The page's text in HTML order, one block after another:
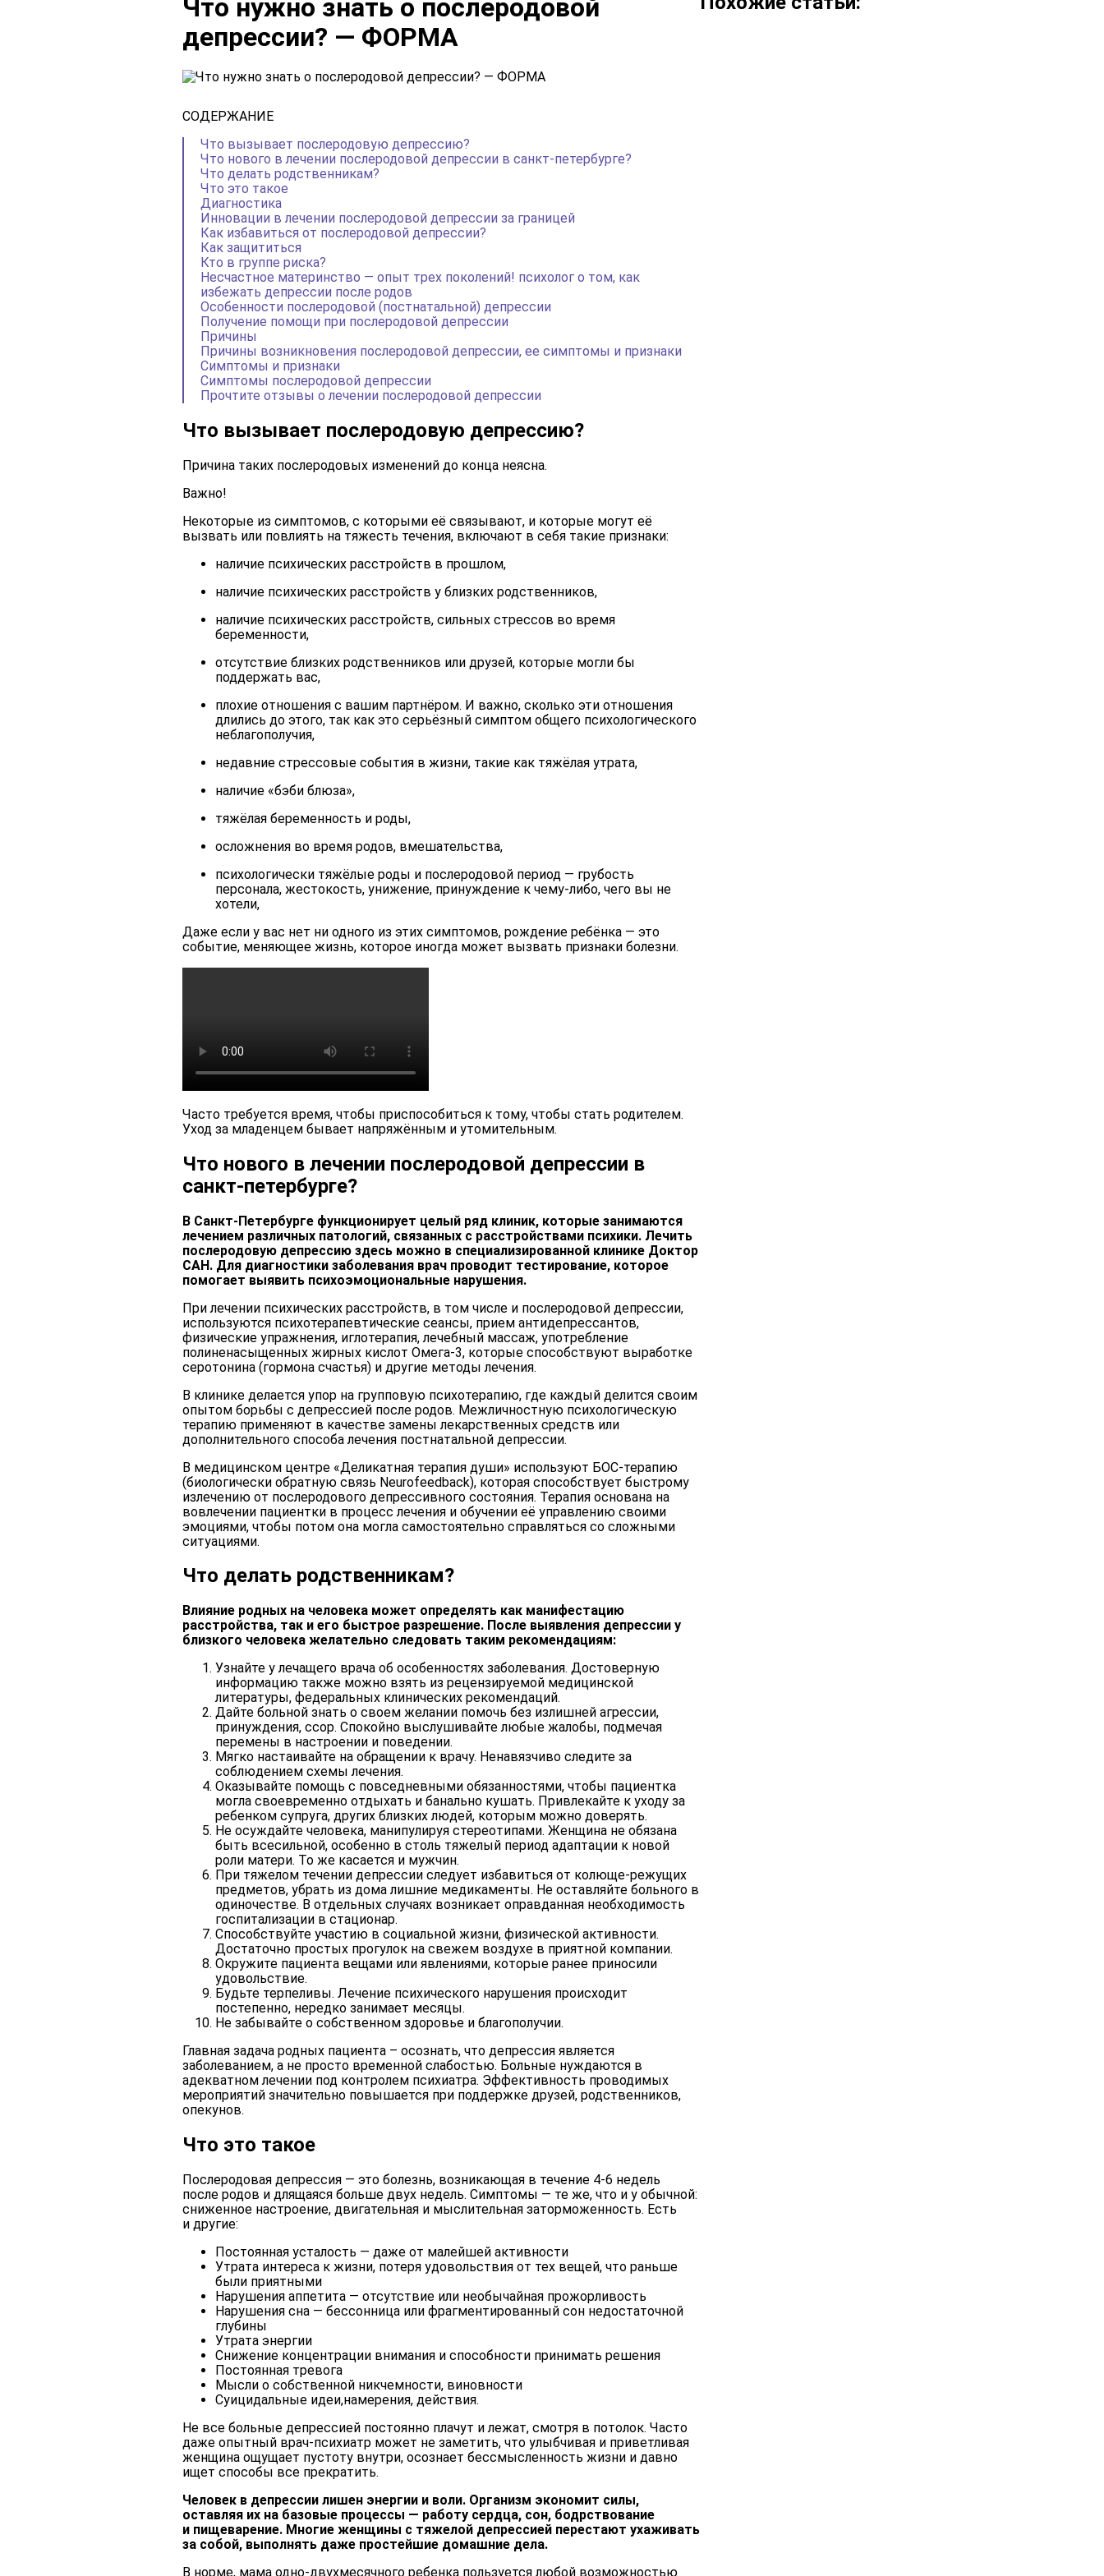
Что нужно знать о послеродовой
депрессии? — ФОРМА
СОДЕРЖАНИЕ
Что вызывает послеродовую депрессию?
Что нового в лечении послеродовой депрессии в санкт-петербурге?
Что делать родственникам?
Что это такое
Диагностика
Инновации в лечении послеродовой депрессии за границей
Как избавиться от послеродовой депрессии?
Как защититься
Кто в группе риска?
Несчастное материнство — опыт трех поколений! психолог о том, как
избежать депрессии после родов
Особенности послеродовой (постнатальной) депрессии
Получение помощи при послеродовой депрессии
Причины
Причины возникновения послеродовой депрессии, ее симптомы и признаки
Симптомы и признаки
Симптомы послеродовой депрессии
Прочтите отзывы о лечении послеродовой депрессии
Что вызывает послеродовую депрессию?
Причина таких послеродовых изменений до конца неясна.
Важно!
Некоторые из симптомов, с которыми её связывают, и которые могут её
вызвать или повлиять на тяжесть течения, включают в себя такие признаки:
наличие психических расстройств в прошлом,
наличие психических расстройств у близких родственников,
наличие психических расстройств, сильных стрессов во время
беременности,
отсутствие близких родственников или друзей, которые могли бы
поддержать вас,
плохие отношения с вашим партнёром. И важно, сколько эти отношения
длились до этого, так как это серьёзный симптом общего психологического
неблагополучия,
недавние стрессовые события в жизни, такие как тяжёлая утрата,
наличие «бэби блюза»,
тяжёлая беременность и роды,
осложнения во время родов, вмешательства,
психологически тяжёлые роды и послеродовой период — грубость
персонала, жестокость, унижение, принуждение к чему-либо, чего вы не
хотели,
Даже если у вас нет ни одного из этих симптомов, рождение ребёнка — это
событие, меняющее жизнь, которое иногда может вызвать признаки болезни.
Часто требуется время, чтобы приспособиться к тому, чтобы стать родителем.
Уход за младенцем бывает напряжённым и утомительным.
Что нового в лечении послеродовой депрессии в
санкт-петербурге?
В Санкт-Петербурге функционирует целый ряд клиник, которые занимаются
лечением различных патологий, связанных с расстройствами психики. Лечить
послеродовую депрессию здесь можно в специализированной клинике Доктор
САН. Для диагностики заболевания врач проводит тестирование, которое
помогает выявить психоэмоциональные нарушения.
При лечении психических расстройств, в том числе и послеродовой депрессии,
используются психотерапевтические сеансы, прием антидепрессантов,
физические упражнения, иглотерапия, лечебный массаж, употребление
полиненасыщенных жирных кислот Омега-3, которые способствуют выработке
серотонина (гормона счастья) и другие методы лечения.
В клинике делается упор на групповую психотерапию, где каждый делится своим
опытом борьбы с депрессией после родов. Межличностную психологическую
терапию применяют в качестве замены лекарственных средств или
дополнительного способа лечения постнатальной депрессии.
В медицинском центре «Деликатная терапия души» используют БОС-терапию
(биологически обратную связь Neurofeedback), которая способствует быстрому
излечению от послеродового депрессивного состояния. Терапия основана на
вовлечении пациентки в процесс лечения и обучении её управлению своими
эмоциями, чтобы потом она могла самостоятельно справляться со сложными
ситуациями.
Что делать родственникам?
Влияние родных на человека может определять как манифестацию
расстройства, так и его быстрое разрешение. После выявления депрессии у
близкого человека желательно следовать таким рекомендациям:
Узнайте у лечащего врача об особенностях заболевания. Достоверную
информацию также можно взять из рецензируемой медицинской
литературы, федеральных клинических рекомендаций.
Дайте больной знать о своем желании помочь без излишней агрессии,
принуждения, ссор. Спокойно выслушивайте любые жалобы, подмечая
перемены в настроении и поведении.
Мягко настаивайте на обращении к врачу. Ненавязчиво следите за
соблюдением схемы лечения.
Оказывайте помощь с повседневными обязанностями, чтобы пациентка
могла своевременно отдыхать и банально кушать. Привлекайте к уходу за
ребенком супруга, других близких людей, которым можно доверять.
Не осуждайте человека, манипулируя стереотипами. Женщина не обязана
быть всесильной, особенно в столь тяжелый период адаптации к новой
роли матери. То же касается и мужчин.
При тяжелом течении депрессии следует избавиться от колюще-режущих
предметов, убрать из дома лишние медикаменты. Не оставляйте больного в
одиночестве. В отдельных случаях возникает оправданная необходимость
госпитализации в стационар.
Способствуйте участию в социальной жизни, физической активности.
Достаточно простых прогулок на свежем воздухе в приятной компании.
Окружите пациента вещами или явлениями, которые ранее приносили
удовольствие.
Будьте терпеливы. Лечение психического нарушения происходит
постепенно, нередко занимает месяцы.
Не забывайте о собственном здоровье и благополучии.
Главная задача родных пациента – осознать, что депрессия является
заболеванием, а не просто временной слабостью. Больные нуждаются в
адекватном лечении под контролем психиатра. Эффективность проводимых
мероприятий значительно повышается при поддержке друзей, родственников,
опекунов.
Что это такое
Послеродовая депрессия — это болезнь, возникающая в течение 4-6 недель
после родов и длящаяся больше двух недель. Симптомы — те же, что и у обычной:
сниженное настроение, двигательная и мыслительная заторможенность. Есть
и другие:
Постоянная усталость — даже от малейшей активности
Утрата интереса к жизни, потеря удовольствия от тех вещей, что раньше
были приятными
Нарушения аппетита — отсутствие или необычайная прожорливость
Нарушения сна — бессонница или фрагментированный сон недостаточной
глубины
Утрата энергии
Снижение концентрации внимания и способности принимать решения
Постоянная тревога
Мысли о собственной никчемности, виновности
Суицидальные идеи,намерения, действия.
Не все больные депрессией постоянно плачут и лежат, смотря в потолок. Часто
даже опытный врач-психиатр может не заметить, что улыбчивая и приветливая
женщина ощущает пустоту внутри, осознает бессмысленность жизни и давно
ищет способы все прекратить.
Человек в депрессии лишен энергии и воли. Организм экономит силы,
оставляя их на базовые процессы — работу сердца, сон, бодрствование
и пищеварение. Многие женщины с тяжелой депрессией перестают ухаживать
за собой, выполнять даже простейшие домашние дела.
В норме, мама одно-двухмесячного ребенка пользуется любой возможностью